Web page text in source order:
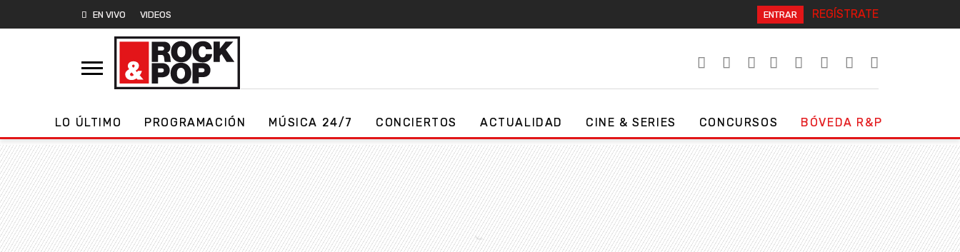
EN VIVO VIDEOS ENTRAR REGÍSTRATE
LO ÚLTIMO PROGRAMACIÓN MÚSICA 24/7 CONCIERTOS ACTUALIDAD CINE & SERIES CONCURSOS BÓVEDA R&P